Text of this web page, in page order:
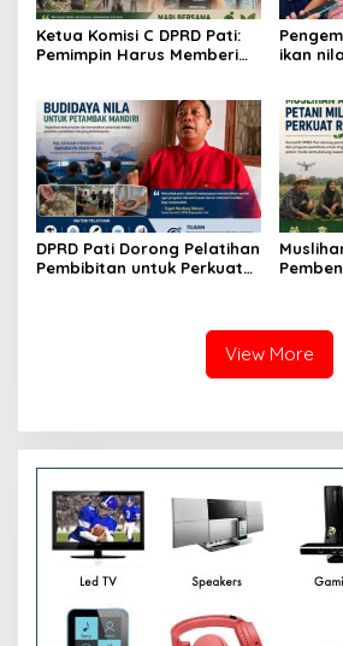
Ketua Komisi C DPRD Pati:
Pemimpin Harus Memberi
ikan
DPRD Pati Dorong Pelatihan
Pembibitan untuk Perkuat
View More